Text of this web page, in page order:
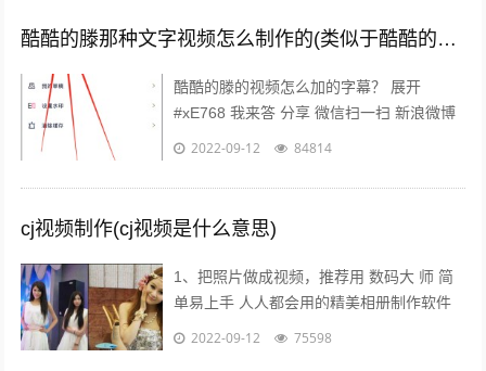
酷酷的滕那种文字视频怎么制作的(类似于酷酷的滕那种视频是怎么做的)
酷酷的滕的视频怎么加的字幕？ 展开
#xE768 我来答 分享 微信扫一扫 新浪微博
空间 举报 浏览30 次 可选中1个或多个下面
2022-09-12 84814
cj视频制作(cj视频是什么意思)
1、把照片做成视频，推荐用 数码大 师 简
单易上手 人人都会用的精美相册制作软件
点击 添加相片 按钮，悉数导入相片，加上
2022-09-12 75598